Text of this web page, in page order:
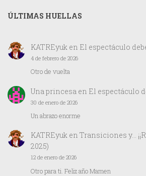
ÚLTIMAS HUELLAS
KATREyuk en El espectáculo
4 de febrero de 2026
Otro de vuelta
Una princesa en El espectáculo
30 de enero de 2026
Un abrazo enorme
KATREyuken Transiciones y…
2025)
12 de enero de 2026
Otro para ti. Feliz año Mamen